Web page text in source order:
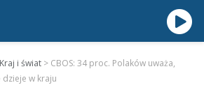
Kraj i świat > CBOS: 34 proc. Polaków uważa,
dzieje w kraju